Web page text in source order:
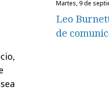
martes, 9 de
Leo
de